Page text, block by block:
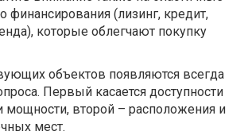
(лизинг, кредит,
которые облегчают покупку
объектов появляются всегда
Первый касается доступности
мощности, второй – расположения и
мест.